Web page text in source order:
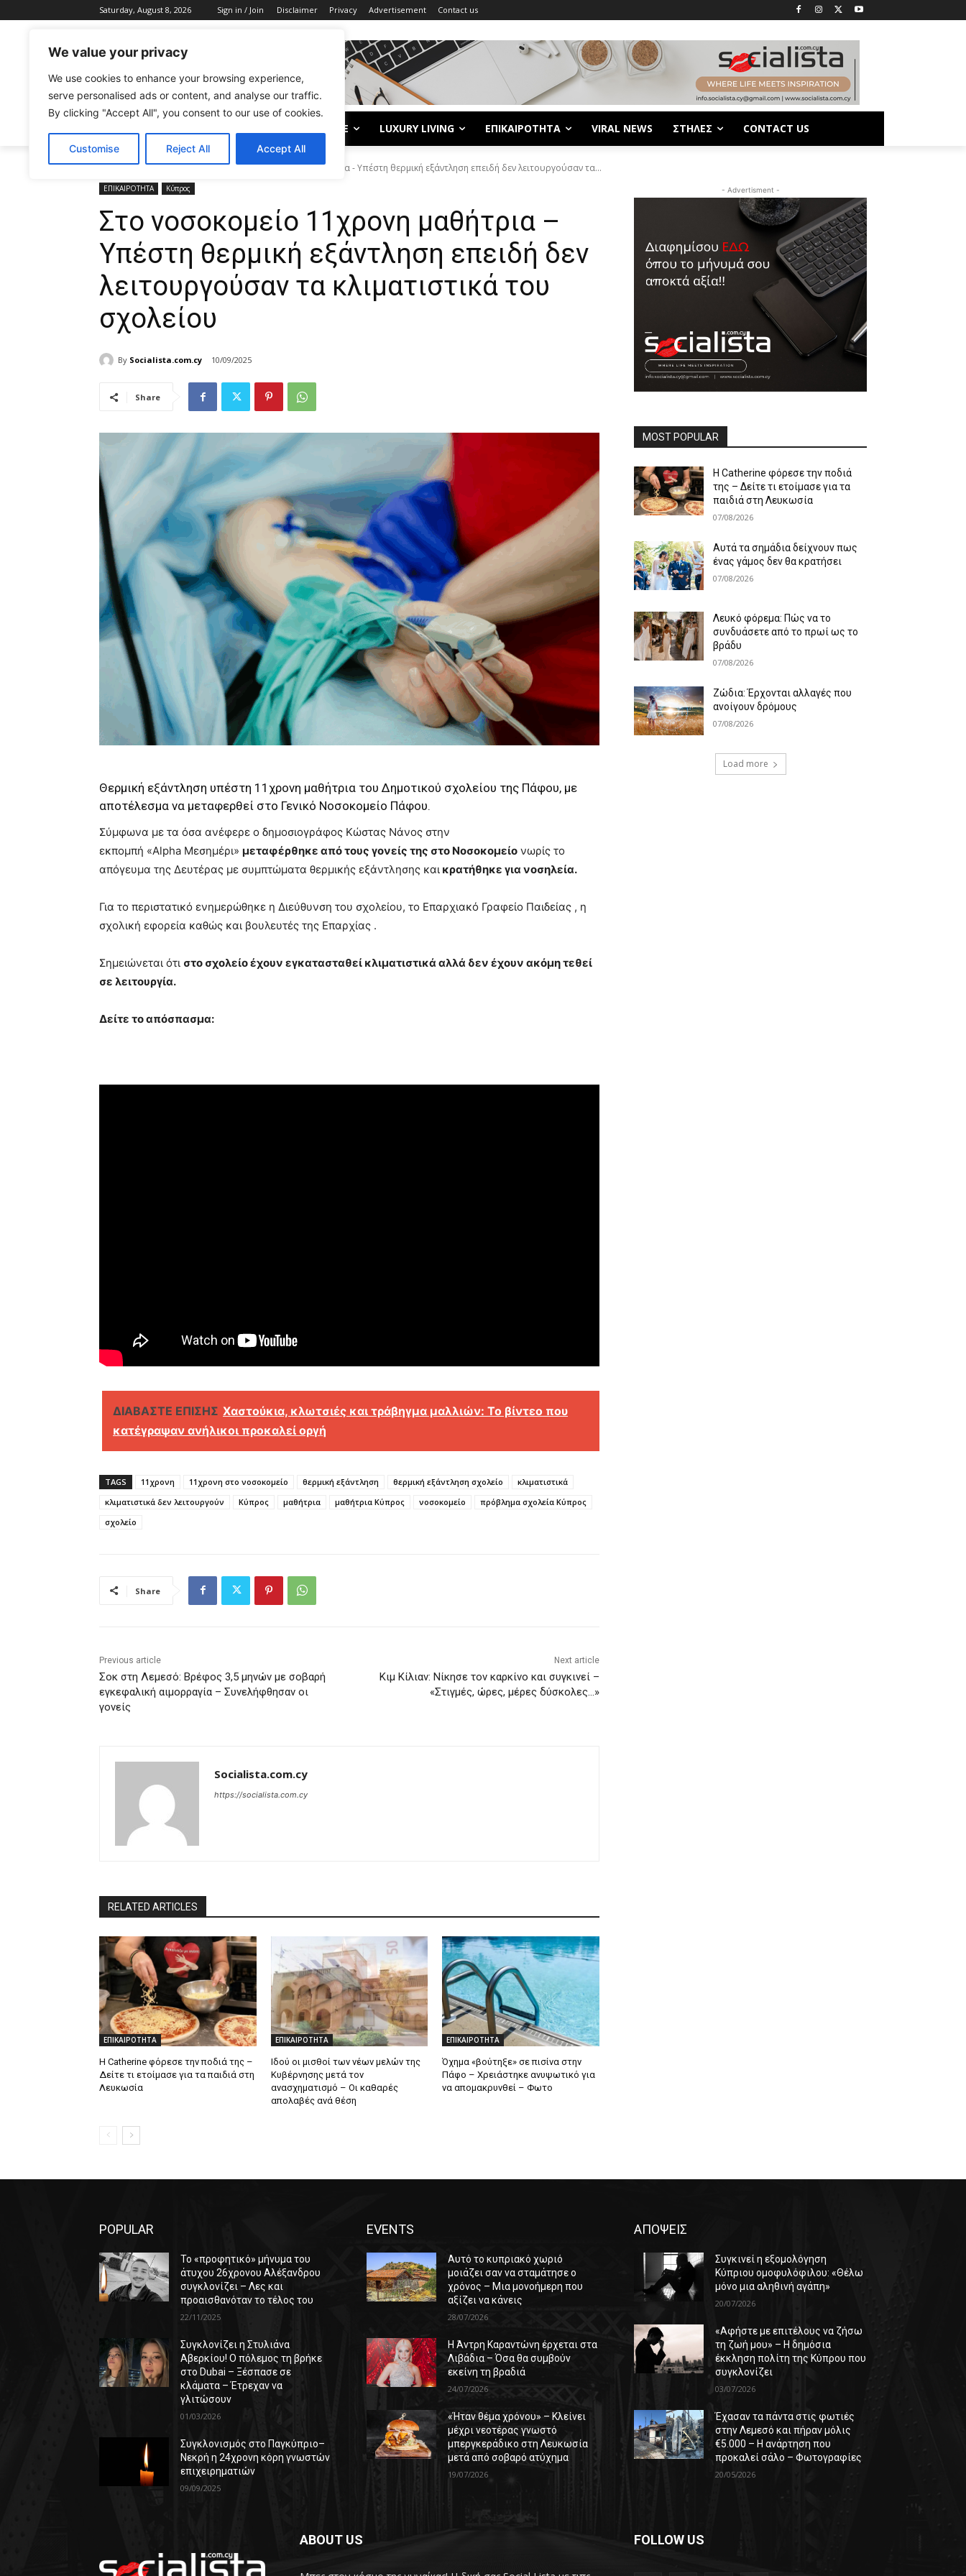
We value your privacy
We use cookies to enhance your browsing experience,
serve personalised ads or content, and analyse our traffic.
By clicking "Accept All", you consent to our use of cookies.
Customise Reject All Accept All
Saturday, August 8, 2026 Sign in / Join Disclaimer Privacy Advertisement Contact us
LIFE LUXURY LIVING ΕΠΙΚΑΙΡΟΤΗΤΑ VIRAL NEWS ΣΤΗΛΕΣ CONTACT US
Home ΕΠΙΚΑΙΡΟΤΗΤΑ Στο νοσοκομείο 11χρονη μαθήτρια - Υπέστη θερμική εξάντληση επειδή δεν λειτουργούσαν τα...
ΕΠΙΚΑΙΡΟΤΗΤΑ Κύπρος
Στο νοσοκομείο 11χρονη μαθήτρια –
Υπέστη θερμική εξάντληση επειδή δεν
λειτουργούσαν τα κλιματιστικά του
σχολείου
By Socialista.com.cy 10/09/2025
Share
Θερμική εξάντληση υπέστη 11 χρονη μαθήτρια του Δημοτικού σχολείου της Πάφου, με
αποτέλεσμα να μεταφερθεί στο Γενικό Νοσοκομείο Πάφου.
Σύμφωνα με τα όσα ανέφερε ο δημοσιογράφος Κώστας Νάνος στην
εκπομπή «Alpha Μεσημέρι» μεταφέρθηκε από τους γονείς της στο Νοσοκομείο νωρίς το
απόγευμα της Δευτέρας με συμπτώματα θερμικής εξάντλησης και κρατήθηκε για νοσηλεία.
Για το περιστατικό ενημερώθηκε η Διεύθυνση του σχολείου, το Επαρχιακό Γραφείο Παιδείας , η
σχολική εφορεία καθώς και βουλευτές της Επαρχίας .
Σημειώνεται ότι στο σχολείο έχουν εγκατασταθεί κλιματιστικά αλλά δεν έχουν ακόμη τεθεί
σε λειτουργία.
Δείτε το απόσπασμα:
ΔΙΑΒΑΣΤΕ ΕΠΙΣΗΣ Χαστούκια, κλωτσιές και τράβηγμα μαλλιών: Το βίντεο που
κατέγραψαν ανήλικοι προκαλεί οργή
TAGS 11χρονη 11χρονη στο νοσοκομείο θερμική εξάντληση θερμική εξάντληση σχολείο
κλιματιστικά
κλιματιστικά δεν λειτουργούν
Κύπρος μαθήτρια μαθήτρια Κύπρος νοσοκομείο
πρόβλημα σχολεία Κύπρος
σχολείο
Share
Previous article
Σοκ στη Λεμεσό: Βρέφος 3,5 μηνών με σοβαρή
εγκεφαλική αιμορραγία – Συνελήφθησαν οι
γονείς
Next article
Κιμ Κίλιαν: Νίκησε τον καρκίνο και συγκινεί –
«Στιγμές, ώρες, μέρες δύσκολες…»
Socialista.com.cy
https://socialista.com.cy
RELATED ARTICLES
ΕΠΙΚΑΙΡΟΤΗΤΑ
Η Catherine φόρεσε την ποδιά της –
Δείτε τι ετοίμασε για τα παιδιά στη
Λευκωσία
ΕΠΙΚΑΙΡΟΤΗΤΑ
Ιδού οι μισθοί των νέων μελών της
Κυβέρνησης μετά τον
ανασχηματισμό – Οι καθαρές
απολαβές ανά θέση
ΕΠΙΚΑΙΡΟΤΗΤΑ
Όχημα «βούτηξε» σε πισίνα στην
Πάφο – Χρειάστηκε ανυψωτικό για
να απομακρυνθεί – Φωτο
- Advertisment -
MOST POPULAR
Η Catherine φόρεσε την ποδιά
της – Δείτε τι ετοίμασε για τα
παιδιά στη Λευκωσία
07/08/2026
Αυτά τα σημάδια δείχνουν πως
ένας γάμος δεν θα κρατήσει
07/08/2026
Λευκό φόρεμα: Πώς να το
συνδυάσετε από το πρωί ως το
βράδυ
07/08/2026
Ζώδια: Έρχονται αλλαγές που
ανοίγουν δρόμους
07/08/2026
Load more
POPULAR
Το «προφητικό» μήνυμα του
άτυχου 26χρονου Αλέξανδρου
συγκλονίζει – Λες και
προαισθανόταν το τέλος του
22/11/2025
Συγκλονίζει η Στυλιάνα
Αβερκίου! Ο πόλεμος τη βρήκε
στο Dubai – Ξέσπασε σε
κλάματα – Έτρεχαν να
γλιτώσουν
01/03/2026
Συγκλονισμός στο Παγκύπριο–
Νεκρή η 24χρονη κόρη γνωστών
επιχειρηματιών
09/09/2025
EVENTS
Αυτό το κυπριακό χωριό
μοιάζει σαν να σταμάτησε ο
χρόνος – Μια μονοήμερη που
αξίζει να κάνεις
28/07/2026
Η Άντρη Καραντώνη έρχεται στα
Λιβάδια – Όσα θα συμβούν
εκείνη τη βραδιά
24/07/2026
«Ήταν θέμα χρόνου» – Κλείνει
μέχρι νεοτέρας γνωστό
μπεργκεράδικο στη Λευκωσία
μετά από σοβαρό ατύχημα
19/07/2026
ΑΠΟΨΕΙΣ
Συγκινεί η εξομολόγηση
Κύπριου ομοφυλόφιλου: «Θέλω
μόνο μια αληθινή αγάπη»
20/07/2026
«Αφήστε με επιτέλους να ζήσω
τη ζωή μου» – Η δημόσια
έκκληση πολίτη της Κύπρου που
συγκλονίζει
03/07/2026
Έχασαν τα πάντα στις φωτιές
στην Λεμεσό και πήραν μόλις
€5.000 – Η ανάρτηση που
προκαλεί σάλο – Φωτογραφίες
20/05/2026
ABOUT US FOLLOW US